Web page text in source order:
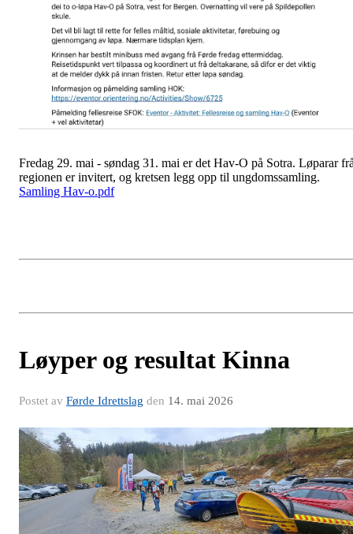
Fredag 29. mai - søndag 31. mai er det Hav-O på Sotra. Løparar
regionen er invitert, og kretsen legg opp til ungdomssamling.
Samling Hav-o.pdf
Løyper og resultat Kinna
Postet av Førde Idrettslag den 14. mai 2026